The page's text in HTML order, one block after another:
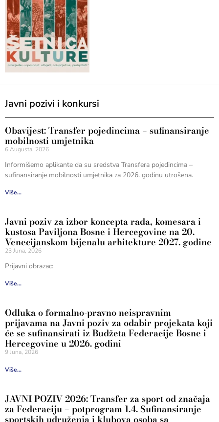
Javni pozivi i konkursi
Obavijest: Transfer pojedincima – sufinansiranje
mobilnosti umjetnika
6 Augusta, 2026
Informišemo aplikante da su sredstva Transfera pojedincima –
sufinansiranje mobilnosti umjetnika za 2026. godinu utrošena.
Više...
Javni poziv za izbor koncepta rada, komesara i
kustosa Paviljona Bosne i Hercegovine na 20.
Venecijanskom bijenalu arhitekture 2027. godine
23 Juna, 2026
Prijavni obrazac:
Više...
Odluka o formalno-pravno neispravnim
prijavama na Javni poziv za odabir projekata koji
će se sufinansirati iz Budžeta Federacije Bosne i
Hercegovine u 2026. godini
9 Juna, 2026
Više...
JAVNI POZIV 2026: Transfer za sport od značaja
za Federaciju – potprogram 1.4. Sufinansiranje
sportskih udruženja i klubova osoba sa